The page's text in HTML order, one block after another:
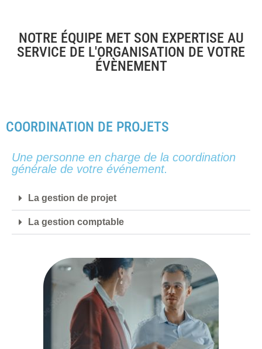
NOTRE ÉQUIPE MET SON EXPERTISE AU
SERVICE DE L'ORGANISATION DE VOTRE
ÉVÈNEMENT
COORDINATION DE PROJETS
Une personne en charge de la coordination
générale de votre événement.
La gestion de projet
La gestion comptable